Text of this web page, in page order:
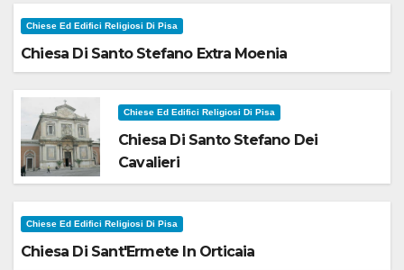
Chiese Ed Edifici Religiosi Di Pisa
Chiesa Di Santo Stefano Extra Moenia
Chiese Ed Edifici Religiosi Di Pisa
Chiesa Di Santo Stefano Dei
Cavalieri
Chiese Ed Edifici Religiosi Di Pisa
Chiesa Di Sant'Ermete In Orticaia